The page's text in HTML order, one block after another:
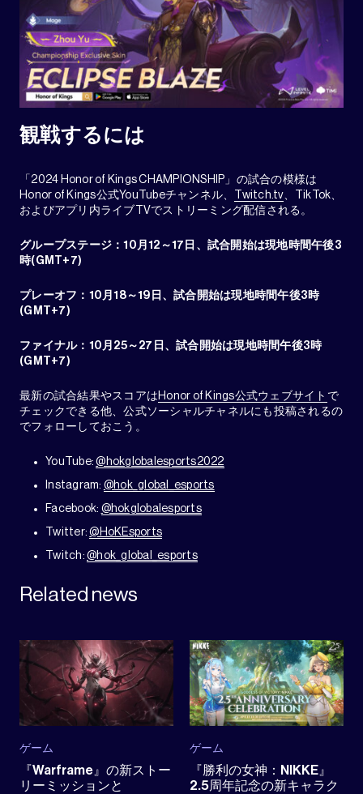
観戦するには
「2024 Honor of Kings CHAMPIONSHIP」の試合の模様は
Honor of Kings公式YouTubeチャンネル、
Twitch.tv、TikTok、
およびアプリ内ライブTVでストリーミング配信される。
グループステージ：10 月 12 ～17 日、試合開始は現地時間午後3
時(GMT+7)
プレーオフ： 10 月18～19 日、試合開始は現地時間午後3 時
(GMT+7)
ファイナル： 10 月 25～ 27 日、試合開始は現地時間午後3 時
(GMT+7)
最新の試合結果やスコアは Honor of Kings公式ウェブサイト で
チェックできる他、公式ソーシャルチャネルにも投稿されるの
でフォローしておこう。
YouTube:@hokglobalesports2022
Instagram: @hok_global_esports
Facebook: @hokglobalesports
Twitter:@HoKEsports
Twitch: @hok_global_esports
Related news
ゲーム
『Warframe』の新ストー
リーミッションと
ゲーム
『勝利の女神：NIKKE』
2.5周年記念の新キャラク